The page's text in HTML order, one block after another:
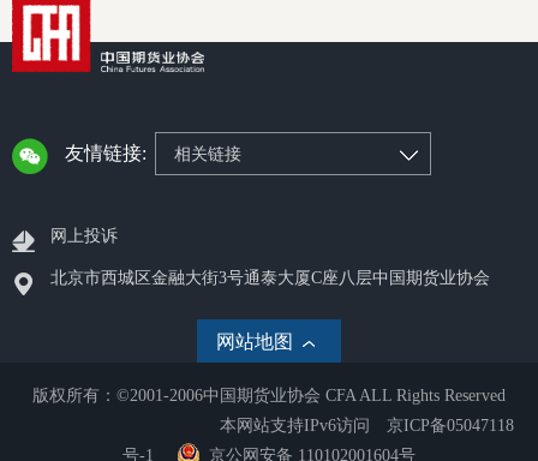
友情链接: 相关链接
网上投诉
北京市西城区金融大街3号通泰大厦C座八层中国期货业协会
网站地图
版权所有：©2001-2006中国期货业协会 CFA ALL Rights Reserved
本网站支持IPv6访问
京ICP备05047118
号-1
京公网安备 110102001604号